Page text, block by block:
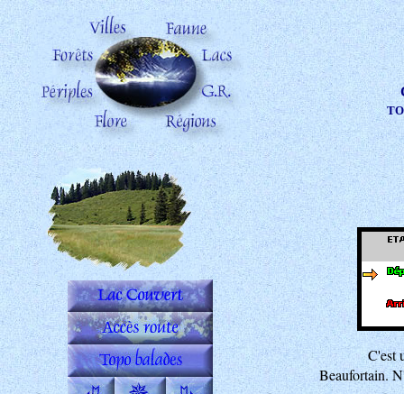
C'est
Beaufortain.